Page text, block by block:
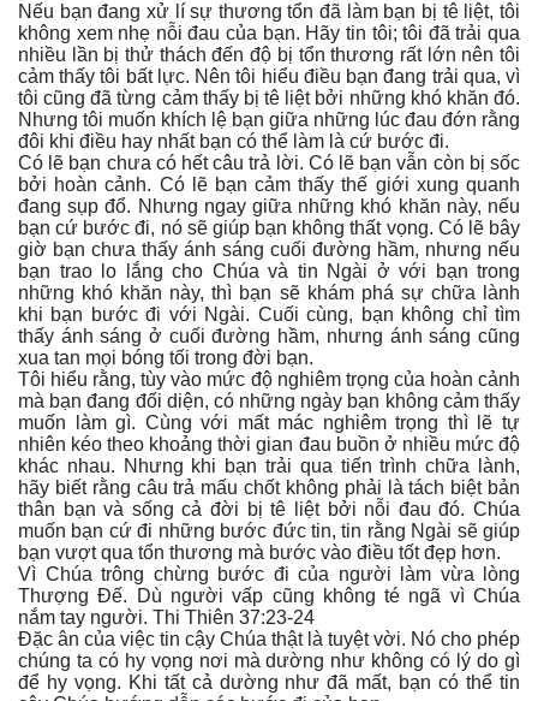
Nếu bạn đang xử lí sự thương tổn đã làm bạn bị tê liệt, tôi
không xem nhẹ nỗi đau của bạn. Hãy tin tôi; tôi đã trải qua
nhiều lần bị thử thách đến độ bị tổn thương rất lớn nên tôi
cảm thấy tôi bất lực. Nên tôi hiểu điều bạn đang trải qua, vì
tôi cũng đã từng cảm thấy bị tê liệt bởi những khó khăn đó.
Nhưng tôi muốn khích lệ bạn giữa những lúc đau đớn rằng
đôi khi điều hay nhất bạn có thể làm là cứ bước đi.
Có lẽ bạn chưa có hết câu trả lời. Có lẽ bạn vẫn còn bị sốc
bởi hoàn cảnh. Có lẽ bạn cảm thấy thế giới xung quanh
đang sụp đổ. Nhưng ngay giữa những khó khăn này, nếu
bạn cứ bước đi, nó sẽ giúp bạn không thất vọng. Có lẽ bây
giờ bạn chưa thấy ánh sáng cuối đường hầm, nhưng nếu
bạn trao lo lắng cho Chúa và tin Ngài ở với bạn trong
những khó khăn này, thì bạn sẽ khám phá sự chữa lành
khi bạn bước đi với Ngài. Cuối cùng, bạn không chỉ tìm
thấy ánh sáng ở cuối đường hầm, nhưng ánh sáng cũng
xua tan mọi bóng tối trong đời bạn.
Tôi hiểu rằng, tùy vào mức độ nghiêm trọng của hoàn cảnh
mà bạn đang đối diện, có những ngày bạn không cảm thấy
muốn làm gì. Cùng với mất mác nghiêm trọng thì lẽ tự
nhiên kéo theo khoảng thời gian đau buồn ở nhiều mức độ
khác nhau. Nhưng khi bạn trải qua tiến trình chữa lành,
hãy biết rằng câu trả mấu chốt không phải là tách biệt bản
thân bạn và sống cả đời bị tê liệt bởi nỗi đau đó. Chúa
muốn bạn cứ đi những bước đức tin, tin rằng Ngài sẽ giúp
bạn vượt qua tổn thương mà bước vào điều tốt đẹp hơn.
Vì Chúa trông chừng bước đi của người làm vừa lòng
Thượng Đế. Dù người vấp cũng không té ngã vì Chúa
nắm tay người. Thi Thiên 37:23-24
Đặc ân của việc tin cậy Chúa thật là tuyệt vời. Nó cho phép
chúng ta có hy vọng nơi mà dường như không có lý do gì
để hy vọng. Khi tất cả dường như đã mất, bạn có thể tin